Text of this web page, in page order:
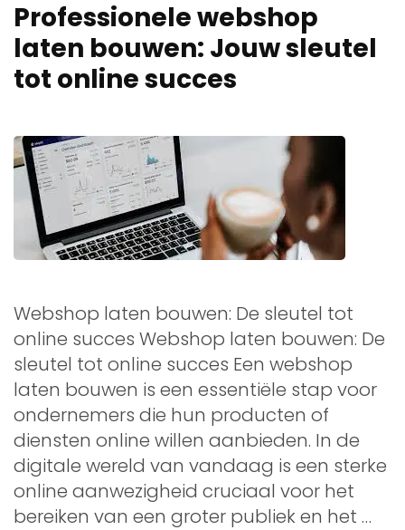
Professionele webshop
laten bouwen: Jouw sleutel
tot online succes
Webshop laten bouwen: De sleutel tot
online succes Webshop laten bouwen: De
sleutel tot online succes Een webshop
laten bouwen is een essentiële stap voor
ondernemers die hun producten of
diensten online willen aanbieden. In de
digitale wereld van vandaag is een sterke
online aanwezigheid cruciaal voor het
bereiken van een groter publiek en het …